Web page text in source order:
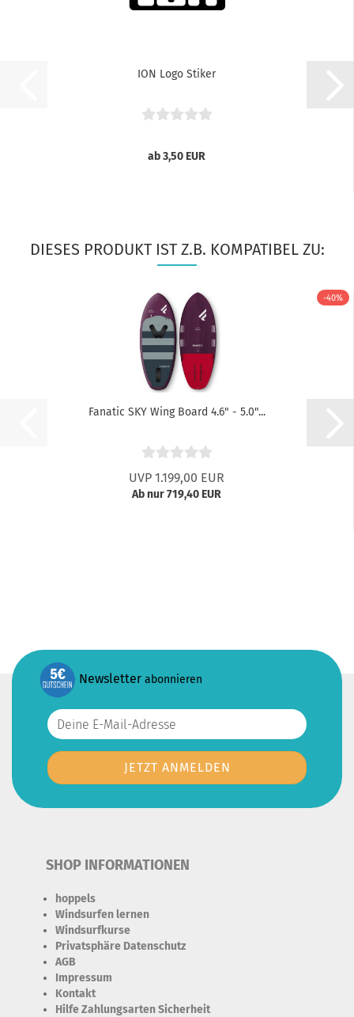
ION Logo Stiker
ab 3,50 EUR
DIESES PRODUKT IST Z.B. KOMPATIBEL ZU:
-40%
Fanatic SKY Wing Board 4.6" - 5.0"...
UVP 1.199,00 EUR
Ab nur 719,40 EUR
Newsletter abonnieren
SHOP INFORMATIONEN
hoppels
Windsurfen lernen
Windsurfkurse
Privatsphäre Datenschutz
AGB
Impressum
Kontakt
Hilfe Zahlungsarten Sicherheit